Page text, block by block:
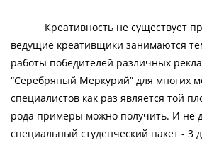
Креативность не существует
ведущие креативщики занимаются
работы победителей различных
“Серебряный Меркурий” для многих
специалистов как раз является той
рода примеры можно получить. И не
специальный студенческий пакет - 3